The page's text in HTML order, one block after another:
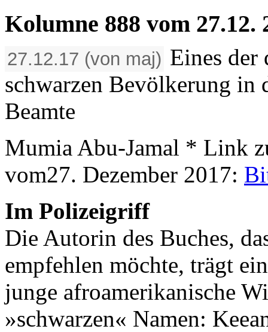
Kolumne 888 vom
27.12.17 (von maj) Eines der
schwarzen Bevölkerung in
Beamte
Mumia Abu-Jamal * Link
vom27. Dezember 2017:
Im Polizeigriff
Die Autorin des Buches,
empfehlen möchte, trägt
junge afroamerikanische
»schwarzen« Namen: